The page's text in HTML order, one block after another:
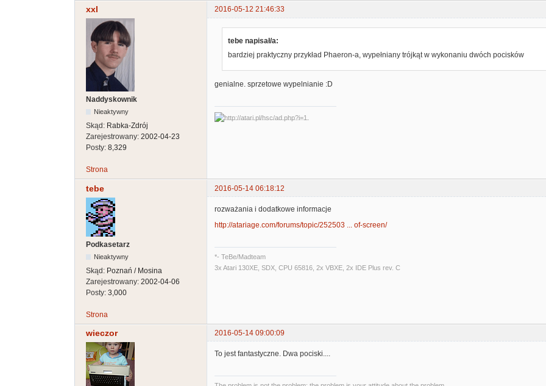
xxl 2016-05-12 21:46:33
Naddyskownik
Nieaktywny
Skąd: Rabka-Zdrój
Zarejestrowany: 2002-04-23
Posty: 8,329
tebe napisał/a:
bardziej praktyczny przykład Phaeron-a, wypełniany trójkąt w wykonaniu dwóch pocisków
genialne. sprzetowe wypelnianie :D
Strona
tebe 2016-05-14 06:18:12
Podkasetarz
Nieaktywny
Skąd: Poznań / Mosina
Zarejestrowany: 2002-04-06
Posty: 3,000
rozważania i dodatkowe informacje
http://atariage.com/forums/topic/252503 ... of-screen/
*- TeBe/Madteam
3x Atari 130XE, SDX, CPU 65816, 2x VBXE, 2x IDE Plus rev. C
Strona
wieczor 2016-05-14 09:00:09
To jest fantastyczne. Dwa pociski....